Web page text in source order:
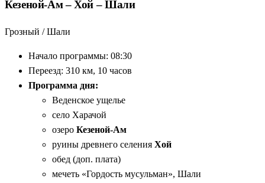
Кезеной-Ам – Хой – Шали
Грозный / Шали
Начало программы: 08:30
Переезд: 310 км, 10 часов
Программа дня:
Веденское ущелье
село Харачой
озеро Кезеной-Ам
руины древнего селения Хой
обед (доп. плата)
мечеть «Гордость мусульман», Шали